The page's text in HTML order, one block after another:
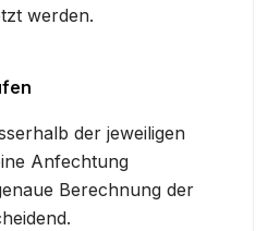
werden.
der jeweiligen
Anfechtung
Berechnung der